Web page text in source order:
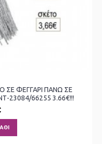
ΣΕ ΦΕΓΓΑΡΙ ΠΑΝΩ ΣΕ
23084/66255 3.66€!!!